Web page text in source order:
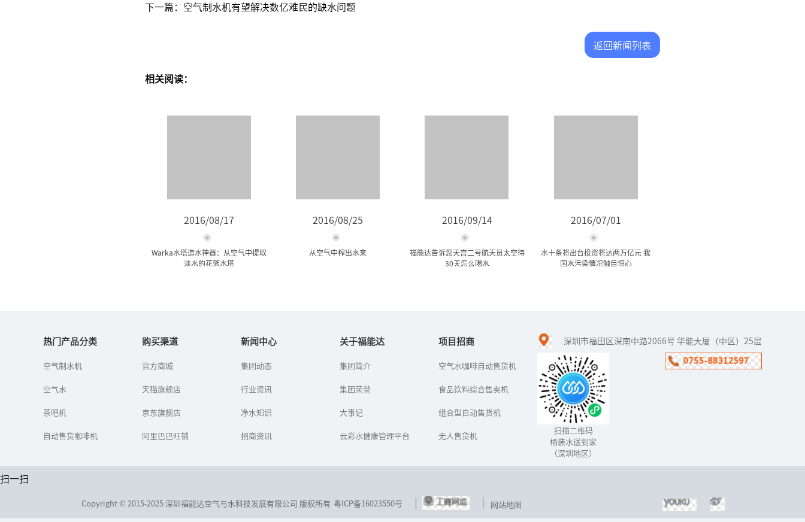
下一篇：空气制水机有望解决数亿难民的缺水问题
返回新闻列表
相关阅读：
2016/08/17
Warka水塔造水神器：从空气中提取
淡水的花篮水塔
一个名为WaterProject的
比亚的东北部，人们每年
寻找水源，而且找...
2016/08/25
从空气中榨出水来
跑。水用完了，人类怎么
世界水日到来之时，对人
2016/09/14
福能达告诉您天宫二号航天员太空待
30天怎么喝水
2016年又将是中国航天事
长征七号/五号火箭首发、
射、神舟十一号飞船上发
2016/07/01
水十条将出台投资将达两万亿元 我
国水污染情况触目惊心
水十条”的《水污染防治
行动计划》已经在年前获
得国务院常委会通过，有
望在下月出台。
热门产品分类
空气制水机
空气水
茶吧机
自动售货咖啡机
购买渠道
官方商城
天猫旗舰店
京东旗舰店
阿里巴巴旺铺
新闻中心
集团动态
行业资讯
净水知识
招商资讯
关于福能达
集团简介
集团荣誉
大事记
云彩水健康管理平台
项目招商
空气水咖啡自动售货机
食品饮料综合售卖机
组合型自动售货机
无人售货机
深圳市福田区深南中路2066号 华能大厦（中区）25层
扫描二维码
桶装水送到家
（深圳地区）
扫一扫
Copyright © 2015-2025 深圳福能达空气与水科技发展有限公司 版权所有 粤ICP备16023550号 网站地图